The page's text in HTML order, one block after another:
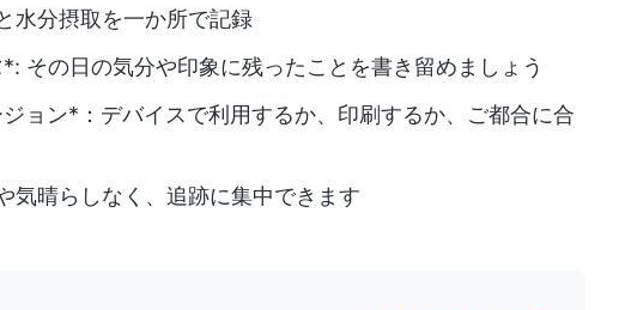
水分摂取を一か所で記録
*: その日の気分や印象に残ったことを書き留めましょう
ョン*：デバイスで利用するか、印刷するか、ご都合に合
気晴らしなく、追跡に集中できます